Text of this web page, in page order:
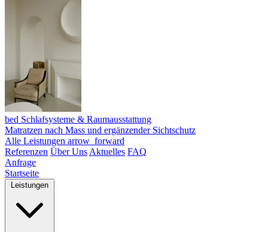
bed Schlafsysteme & Raumausstattung
Matratzen nach Mass und ergänzender Sichtschutz
Alle Leistungen arrow_forward
Referenzen Über Uns Aktuelles FAQ
Anfrage
Startseite